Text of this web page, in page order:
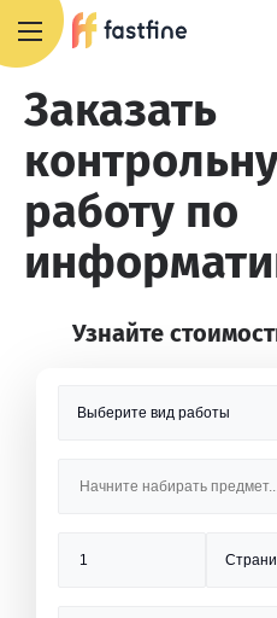
Заказать
работу по
Узнайте